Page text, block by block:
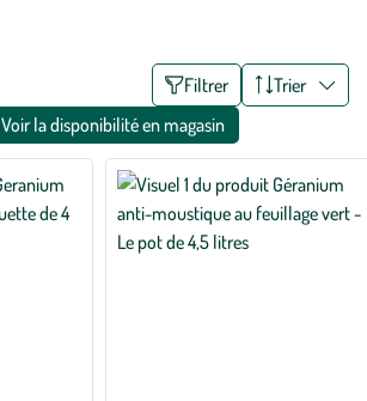
Filtrer
Trier
Voir la disponibilité en magasin